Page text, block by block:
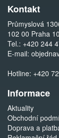
Kontakt
Průmyslová
102 00 Praha
Tel.: +420 244
E-mail:
Hotline: +420
Informace
Aktuality
Obchodní
Doprava a